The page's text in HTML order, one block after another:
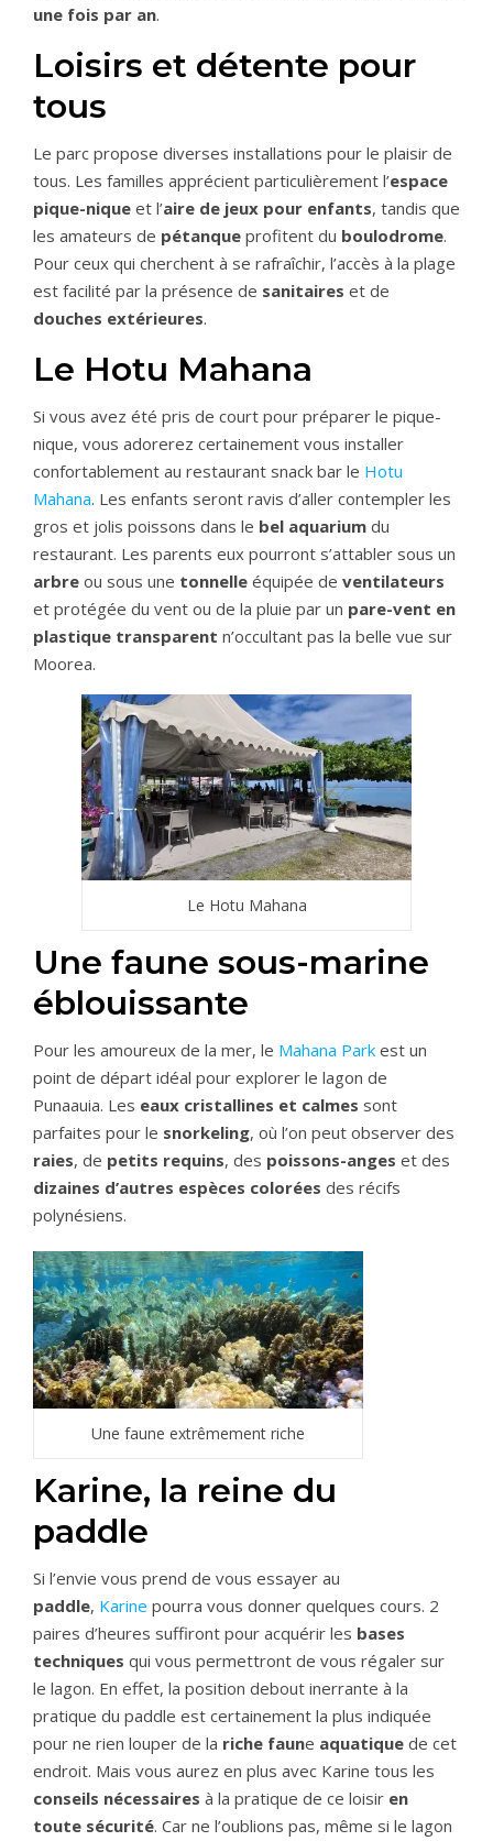
une fois par an.
Loisirs et détente pour
tous
Le parc propose diverses installations pour le plaisir de
tous. Les familles apprécient particulièrement l’espace
pique-nique et l’aire de jeux pour enfants, tandis que
les amateurs de pétanque profitent du boulodrome.
Pour ceux qui cherchent à se rafraîchir, l’accès à la plage
est facilité par la présence de sanitaires et de
douches extérieures.
Le Hotu Mahana
Si vous avez été pris de court pour préparer le pique-
nique, vous adorerez certainement vous installer
confortablement au restaurant snack bar le Hotu
Mahana. Les enfants seront ravis d’aller contempler les
gros et jolis poissons dans le bel aquarium du
restaurant. Les parents eux pourront s’attabler sous un
arbre ou sous une tonnelle équipée de ventilateurs
et protégée du vent ou de la pluie par un pare-vent en
plastique transparent n’occultant pas la belle vue sur
Moorea.
Le Hotu Mahana
Une faune sous-marine
éblouissante
Pour les amoureux de la mer, le Mahana Park est un
point de départ idéal pour explorer le lagon de
Punaauia. Les eaux cristallines et calmes sont
parfaites pour le snorkeling, où l’on peut observer des
raies, de petits requins, des poissons-anges et des
dizaines d’autres espèces colorées des récifs
polynésiens.
Une faune extrêmement riche
Karine, la reine du
paddle
Si l’envie vous prend de vous essayer au
paddle, Karine pourra vous donner quelques cours. 2
paires d’heures suffiront pour acquérir les bases
techniques qui vous permettront de vous régaler sur
le lagon. En effet, la position debout inerrante à la
pratique du paddle est certainement la plus indiquée
pour ne rien louper de la riche faune aquatique de cet
endroit. Mais vous aurez en plus avec Karine tous les
conseils nécessaires à la pratique de ce loisir en
toute sécurité. Car ne l’oublions pas, même si le lagon